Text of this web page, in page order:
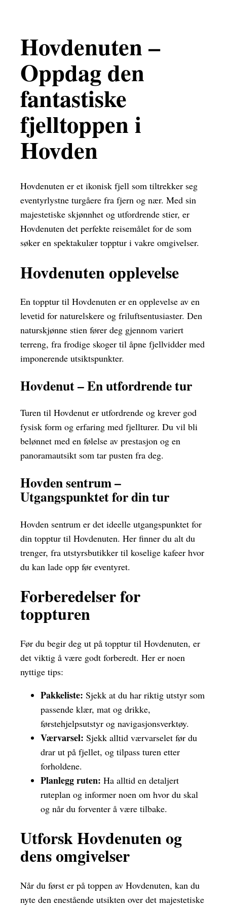
Hovdenuten –
Oppdag den
fantastiske
fjelltoppen i
Hovden
Hovdenuten er et ikonisk fjell som tiltrekker seg
eventyrlystne turgåere fra fjern og nær. Med sin
majestetiske skjønnhet og utfordrende stier, er
Hovdenuten det perfekte reisemålet for de som
søker en spektakulær topptur i vakre omgivelser.
Hovdenuten opplevelse
En topptur til Hovdenuten er en opplevelse av en
levetid for naturelskere og friluftsentusiaster. Den
naturskjønne stien fører deg gjennom variert
terreng, fra frodige skoger til åpne fjellvidder med
imponerende utsiktspunkter.
Hovdenut – En utfordrende tur
Turen til Hovdenut er utfordrende og krever god
fysisk form og erfaring med fjellturer. Du vil bli
belønnet med en følelse av prestasjon og en
panoramautsikt som tar pusten fra deg.
Hovden sentrum –
Utgangspunktet for din tur
Hovden sentrum er det ideelle utgangspunktet for
din topptur til Hovdenuten. Her finner du alt du
trenger, fra utstyrsbutikker til koselige kafeer hvor
du kan lade opp før eventyret.
Forberedelser for
toppturen
Før du begir deg ut på topptur til Hovdenuten, er
det viktig å være godt forberedt. Her er noen
nyttige tips:
Pakkeliste: Sjekk at du har riktig utstyr som
passende klær, mat og drikke,
førstehjelpsutstyr og navigasjonsverktøy.
Værvarsel: Sjekk alltid værvarselet før du
drar ut på fjellet, og tilpass turen etter
forholdene.
Planlegg ruten: Ha alltid en detaljert
ruteplan og informer noen om hvor du skal
og når du forventer å være tilbake.
Utforsk Hovdenuten og
dens omgivelser
Når du først er på toppen av Hovdenuten, kan du
nyte den enestående utsikten over det majestetiske